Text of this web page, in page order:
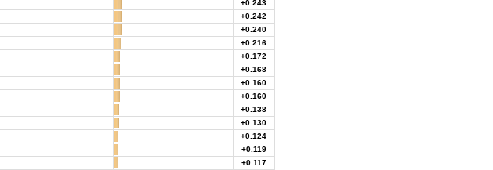
+0.243
+0.242
+0.240
+0.216
+0.172
+0.168
+0.160
+0.160
+0.138
+0.130
+0.124
+0.119
+0.117